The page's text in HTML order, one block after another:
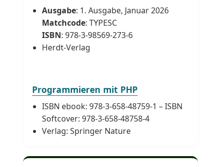
Ausgabe: 1. Ausgabe, Januar 2026
Matchcode: TYPESC
ISBN: 978-3-98569-273-6
Herdt-Verlag
Programmieren mit PHP
ISBN ebook: 978-3-658-48759-1 – ISBN
Softcover: 978-3-658-48758-4
Verlag: Springer Nature